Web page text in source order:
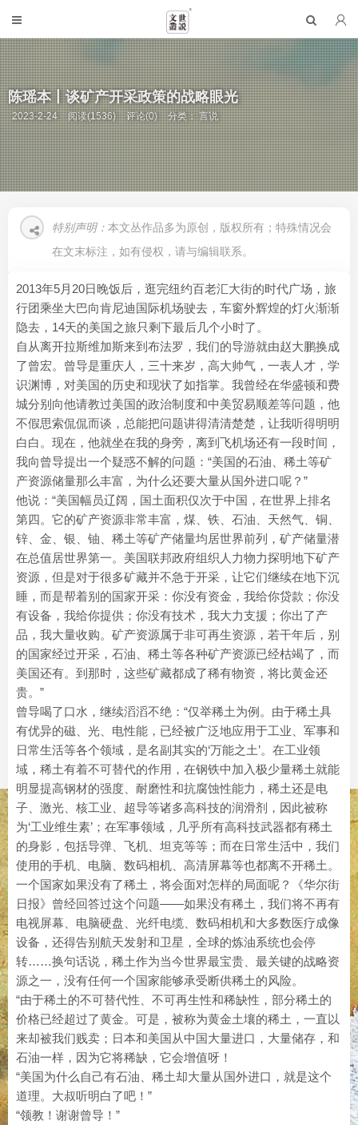
陈瑶本丨谈矿产开采政策的战略眼光
2023-2-24 阅读(1536) 评论(0) 分类：言说
特别声明： 本文丛作品多为原创，版权所有；特殊情况会
在文末标注，如有侵权，请与编辑联系。
2013年5月20日晚饭后，逛完纽约百老汇大街的时代广场，旅
行团乘坐大巴向肯尼迪国际机场驶去，车窗外辉煌的灯火渐渐
隐去，14天的美国之旅只剩下最后几个小时了。
自从离开拉斯维加斯来到布法罗，我们的导游就由赵大鹏换成
了曾宏。曾导是重庆人，三十来岁，高大帅气，一表人才，学
识渊博，对美国的历史和现状了如指掌。我曾经在华盛顿和费
城分别向他请教过美国的政治制度和中美贸易顺差等问题，他
不假思索侃侃而谈，总能把问题讲得清清楚楚，让我听得明明
白白。现在，他就坐在我的身旁，离到飞机场还有一段时间，
我向曾导提出一个疑惑不解的问题：“美国的石油、稀土等矿
产资源储量那么丰富，为什么还要大量从国外进口呢？”
他说：“美国幅员辽阔，国土面积仅次于中国，在世界上排名
第四。它的矿产资源非常丰富，煤、铁、石油、天然气、铜、
锌、金、银、铀、稀土等矿产储量均居世界前列，矿产储量潜
在总值居世界第一。美国联邦政府组织人力物力探明地下矿产
资源，但是对于很多矿藏并不急于开采，让它们继续在地下沉
睡，而是帮着别的国家开采：你没有资金，我给你贷款；你没
有设备，我给你提供；你没有技术，我大力支援；你出了产
品，我大量收购。矿产资源属于非可再生资源，若干年后，别
的国家经过开采，石油、稀土等各种矿产资源已经枯竭了，而
美国还有。到那时，这些矿藏都成了稀有物资，将比黄金还
贵。”
曾导喝了口水，继续滔滔不绝：“仅举稀土为例。由于稀土具
有优异的磁、光、电性能，已经被广泛地应用于工业、军事和
日常生活等各个领域，是名副其实的‘万能之土’。在工业领
域，稀土有着不可替代的作用，在钢铁中加入极少量稀土就能
明显提高钢材的强度、耐磨性和抗腐蚀性能力，稀土还是电
子、激光、核工业、超导等诸多高科技的润滑剂，因此被称
为‘工业维生素’；在军事领域，几乎所有高科技武器都有稀土
的身影，包括导弹、飞机、坦克等等；而在日常生活中，我们
使用的手机、电脑、数码相机、高清屏幕等也都离不开稀土。
一个国家如果没有了稀土，将会面对怎样的局面呢？《华尔街
日报》曾经回答过这个问题——如果没有稀土，我们将不再有
电视屏幕、电脑硬盘、光纤电缆、数码相机和大多数医疗成像
设备，还得告别航天发射和卫星，全球的炼油系统也会停
转……换句话说，稀土作为当今世界最宝贵、最关键的战略资
源之一，没有任何一个国家能够承受断供稀土的风险。
“由于稀土的不可替代性、不可再生性和稀缺性，部分稀土的
价格已经超过了黄金。可是，被称为黄金土壤的稀土，一直以
来却被我们贱卖；日本和美国从中国大量进口，大量储存，和
石油一样，因为它将稀缺，它会增值呀！
“美国为什么自己有石油、稀土却大量从国外进口，就是这个
道理。大叔听明白了吧！”
“领教！谢谢曾导！”